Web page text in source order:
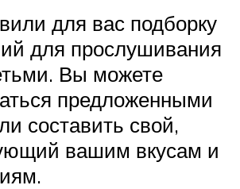
для вас подборку
для прослушивания
Вы можете
предложенными
составить свой,
вашим вкусам и